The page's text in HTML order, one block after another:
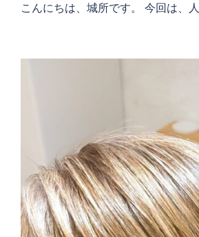
こんにちは、城所です。 今回は、